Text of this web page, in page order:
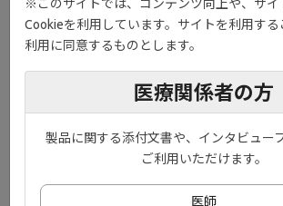
※このサイトでは、コンテンツ向上や、サイ
Cookieを利用しています。サイトを利用する
利用に同意するものとします。
医療関係者の方
製品に関する添付文書や、インタビュー
ご利用いただけます。
医師